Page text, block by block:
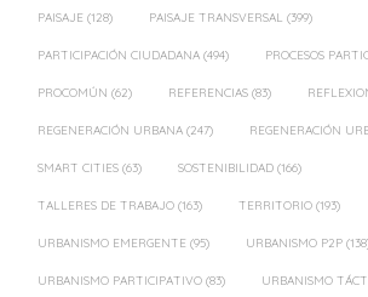
PAISAJE (128) PAISAJE TRANSVERSAL (399)
PARTICIPACIÓN CIUDADANA (494) PROCESOS
PROCOMÚN (62) REFERENCIAS (83)
REGENERACIÓN URBANA (247) REGENERACIÓN
SMART CITIES (63) SOSTENIBILIDAD (166)
TALLERES DE TRABAJO (163) TERRITORIO (193)
URBANISMO EMERGENTE (95) URBANISMO P2P
URBANISMO PARTICIPATIVO (83) URBANISMO